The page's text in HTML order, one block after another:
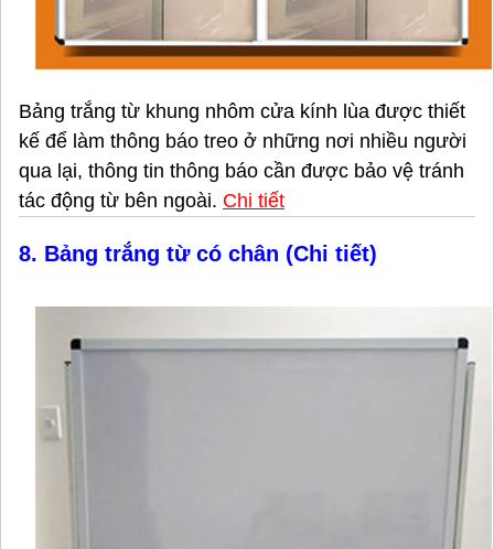
Bảng trắng từ khung nhôm cửa kính lùa được thiết
kế để làm thông báo treo ở những nơi nhiều người
qua lại, thông tin thông báo cần được bảo vệ tránh
tác động từ bên ngoài. Chi tiết
8. Bảng trắng từ có chân (Chi tiết)